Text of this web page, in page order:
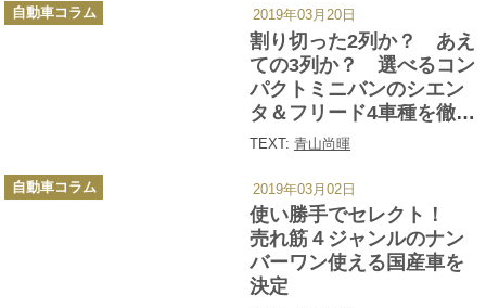
割り切った2列か？ あえ
ての3列か？ 選べるコン
パクトミニバンのシエン
タ＆フリード4車種を徹底
比較
TEXT: 青山尚暉
カ
テ
自動車コラム 2019年03月20日
使い勝手でセレクト！
売れ筋４ジャンルのナン
バーワン使える国産車を
決定
カ
テ
自動車コラム 2019年03月02日